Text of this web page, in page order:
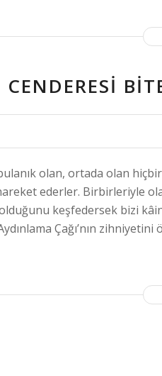
olan, ortada olan
ederler. Birbirleriyle
keşfedersek bizi
Çağı’nın zihniyetini